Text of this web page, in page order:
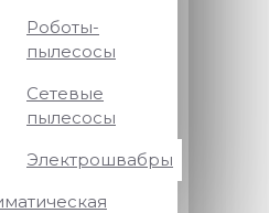
Роботы-
пылесосы
Сетевые
пылесосы
Электрошвабры